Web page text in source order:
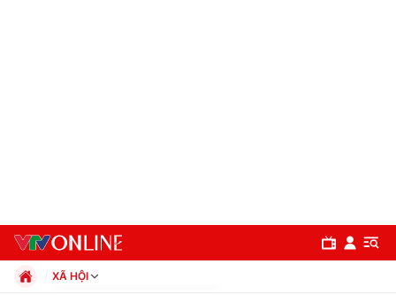
XÃ HỘI